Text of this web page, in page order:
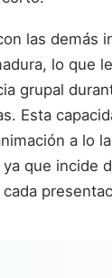
las demás
lo que
grupal
Esta
a lo
que incide